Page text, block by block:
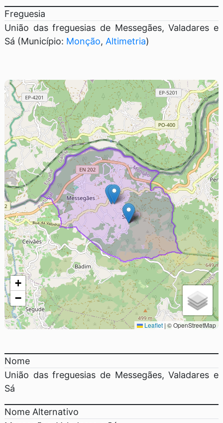
Freguesia
União das freguesias de Messegães, Valadares e
Sá (Município: Monção, Altimetria)
+
−
Leaflet | © OpenStreetMap
Nome
União das freguesias de Messegães, Valadares e
Sá
Nome Alternativo